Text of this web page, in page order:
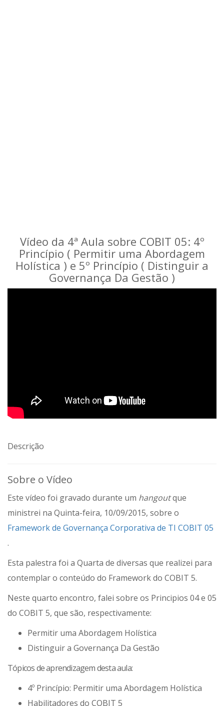
Vídeo da 4ª Aula sobre COBIT 05: 4º
Princípio ( Permitir uma Abordagem
Holística ) e 5º Princípio ( Distinguir a
Governança Da Gestão )
Descrição
Sobre o Vídeo
Este vídeo foi gravado durante um hangoutque
ministrei na Quinta-feira, 10/09/2015, sobre o
Framework de Governança Corporativa de TI COBIT 05
.
Esta palestra foi a Quarta de diversas que realizei para
contemplar o conteúdo do Framework do COBIT 5.
Neste quarto encontro, falei sobre os Principios 04 e 05
do COBIT 5, que são, respectivamente:
Permitir uma Abordagem Holística
Distinguir a Governança Da Gestão
Tópicos de aprendizagem desta aula:
4º Princípio: Permitir uma Abordagem Holística
Habilitadores do COBIT 5